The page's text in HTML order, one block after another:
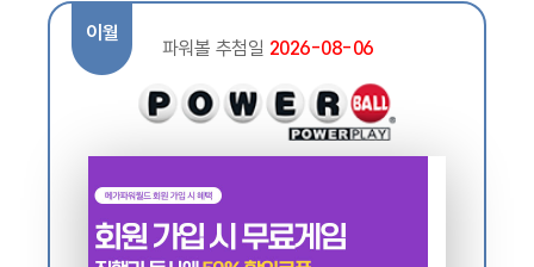
이월
파워볼 추첨일 2026-08-06
14 20
4224회차 1등 당첨금